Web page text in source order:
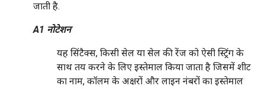
जाती है.
A1 नोटेशन
यह सिंटैक्स, किसी सेल या सेल की रेंज को ऐसी स्ट्रिंग के
साथ तय करने के लिए इस्तेमाल किया जाता है जिसमें शीट
का नाम, कॉलम के अक्षरों और लाइन नंबरों का इस्तेमाल